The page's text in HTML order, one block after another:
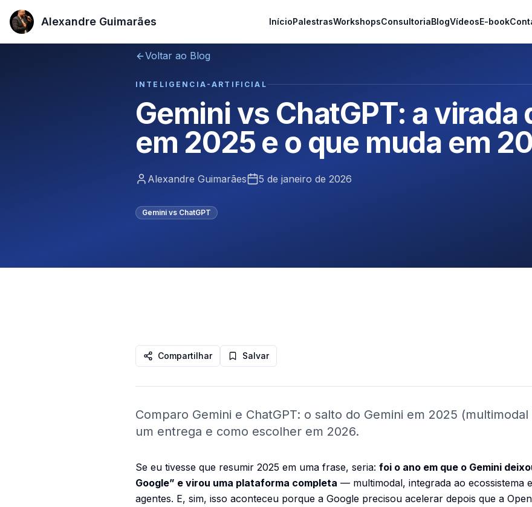
Alexandre Guimarães
Alexandre Guimarães InícioPalestrasWorkshopsConsultoriaBlogVídeosE-book
Voltar ao Blog
INTELIGENCIA-ARTIFICIAL
Gemini vs ChatGPT: a virada
em 2025 e o que muda em
Alexandre Guimarães 5 de janeiro de 2026
Gemini vs ChatGPT
Compartilhar Salvar
Comparo Gemini e ChatGPT: o salto do Gemini em 2025
um entrega e como escolher em 2026.
Se eu tivesse que resumir 2025 em uma frase, seria: foi o ano em que o Gemini
Google” e virou uma plataforma completa — multimodal, integrada ao ecossistema
agentes. E, sim, isso aconteceu porque a Google precisou acelerar depois que a